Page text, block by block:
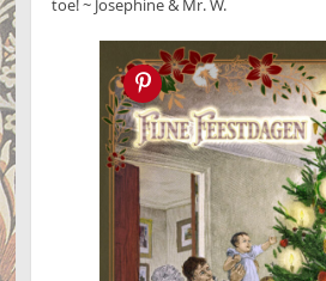
toe! ~ Josephine & Mr. W.
Pin this!